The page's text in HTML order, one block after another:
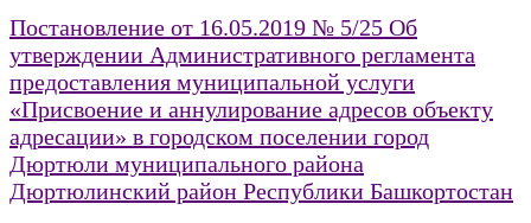
Постановление от 16.05.2019 № 5/25 Об
утверждении Административного регламента
предоставления муниципальной услуги
«Присвоение и аннулирование адресов объекту
адресации» в городском поселении город
Дюртюли муниципального района
Дюртюлинский район Республики Башкортостан